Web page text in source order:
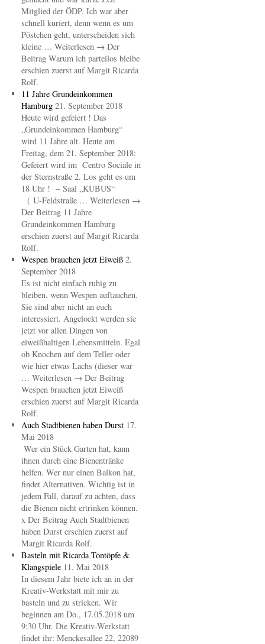
Mitglied der ÖDP. Ich war aber
schnell kuriert, denn wenn es um
Pöstchen geht, unterscheiden sich
kleine … Weiterlesen → Der
Beitrag Warum ich parteilos bleibe
erschien zuerst auf Margit Ricarda
Rolf.
11 Jahre Grundeinkommen
Hamburg 21. September 2018
Heute wird gefeiert ! Das
„Grundeinkommen Hamburg“
wird 11 Jahre alt. Heute am
Freitag, dem 21. September 2018:
Gefeiert wird im Centro Sociale in
der Sternstraße 2. Los geht es um
18 Uhr ! – Saal „KUBUS“
( U-Feldstraße … Weiterlesen →
Der Beitrag 11 Jahre
Grundeinkommen Hamburg
erschien zuerst auf Margit Ricarda
Rolf.
Wespen brauchen jetzt Eiweiß 2.
September 2018
Es ist nicht einfach ruhig zu
bleiben, wenn Wespen auftauchen.
Sie sind aber nicht an euch
interessiert. Angelockt werden sie
jetzt vor allen Dingen von
eiweißhaltigen Lebensmitteln. Egal
ob Knochen auf dem Teller oder
wie hier etwas Lachs (dieser war
… Weiterlesen → Der Beitrag
Wespen brauchen jetzt Eiweiß
erschien zuerst auf Margit Ricarda
Rolf.
Auch Stadtbienen haben Durst 17.
Mai 2018
Wer ein Stück Garten hat, kann
ihnen durch eine Bienentränke
helfen. Wer nur einen Balkon hat,
findet Alternativen. Wichtig ist in
jedem Fall, darauf zu achten, dass
die Bienen nicht ertrinken können.
x Der Beitrag Auch Stadtbienen
haben Durst erschien zuerst auf
Margit Ricarda Rolf.
Basteln mit Ricarda Tontöpfe &
Klangspiele 11. Mai 2018
In diesem Jahr biete ich an in der
Kreativ-Werkstatt mit mir zu
basteln und zu stricken. Wir
beginnen am Do., 17.05.2018 um
9:30 Uhr. Die Kreativ-Werkstatt
findet ihr: Menckesallee 22, 22089